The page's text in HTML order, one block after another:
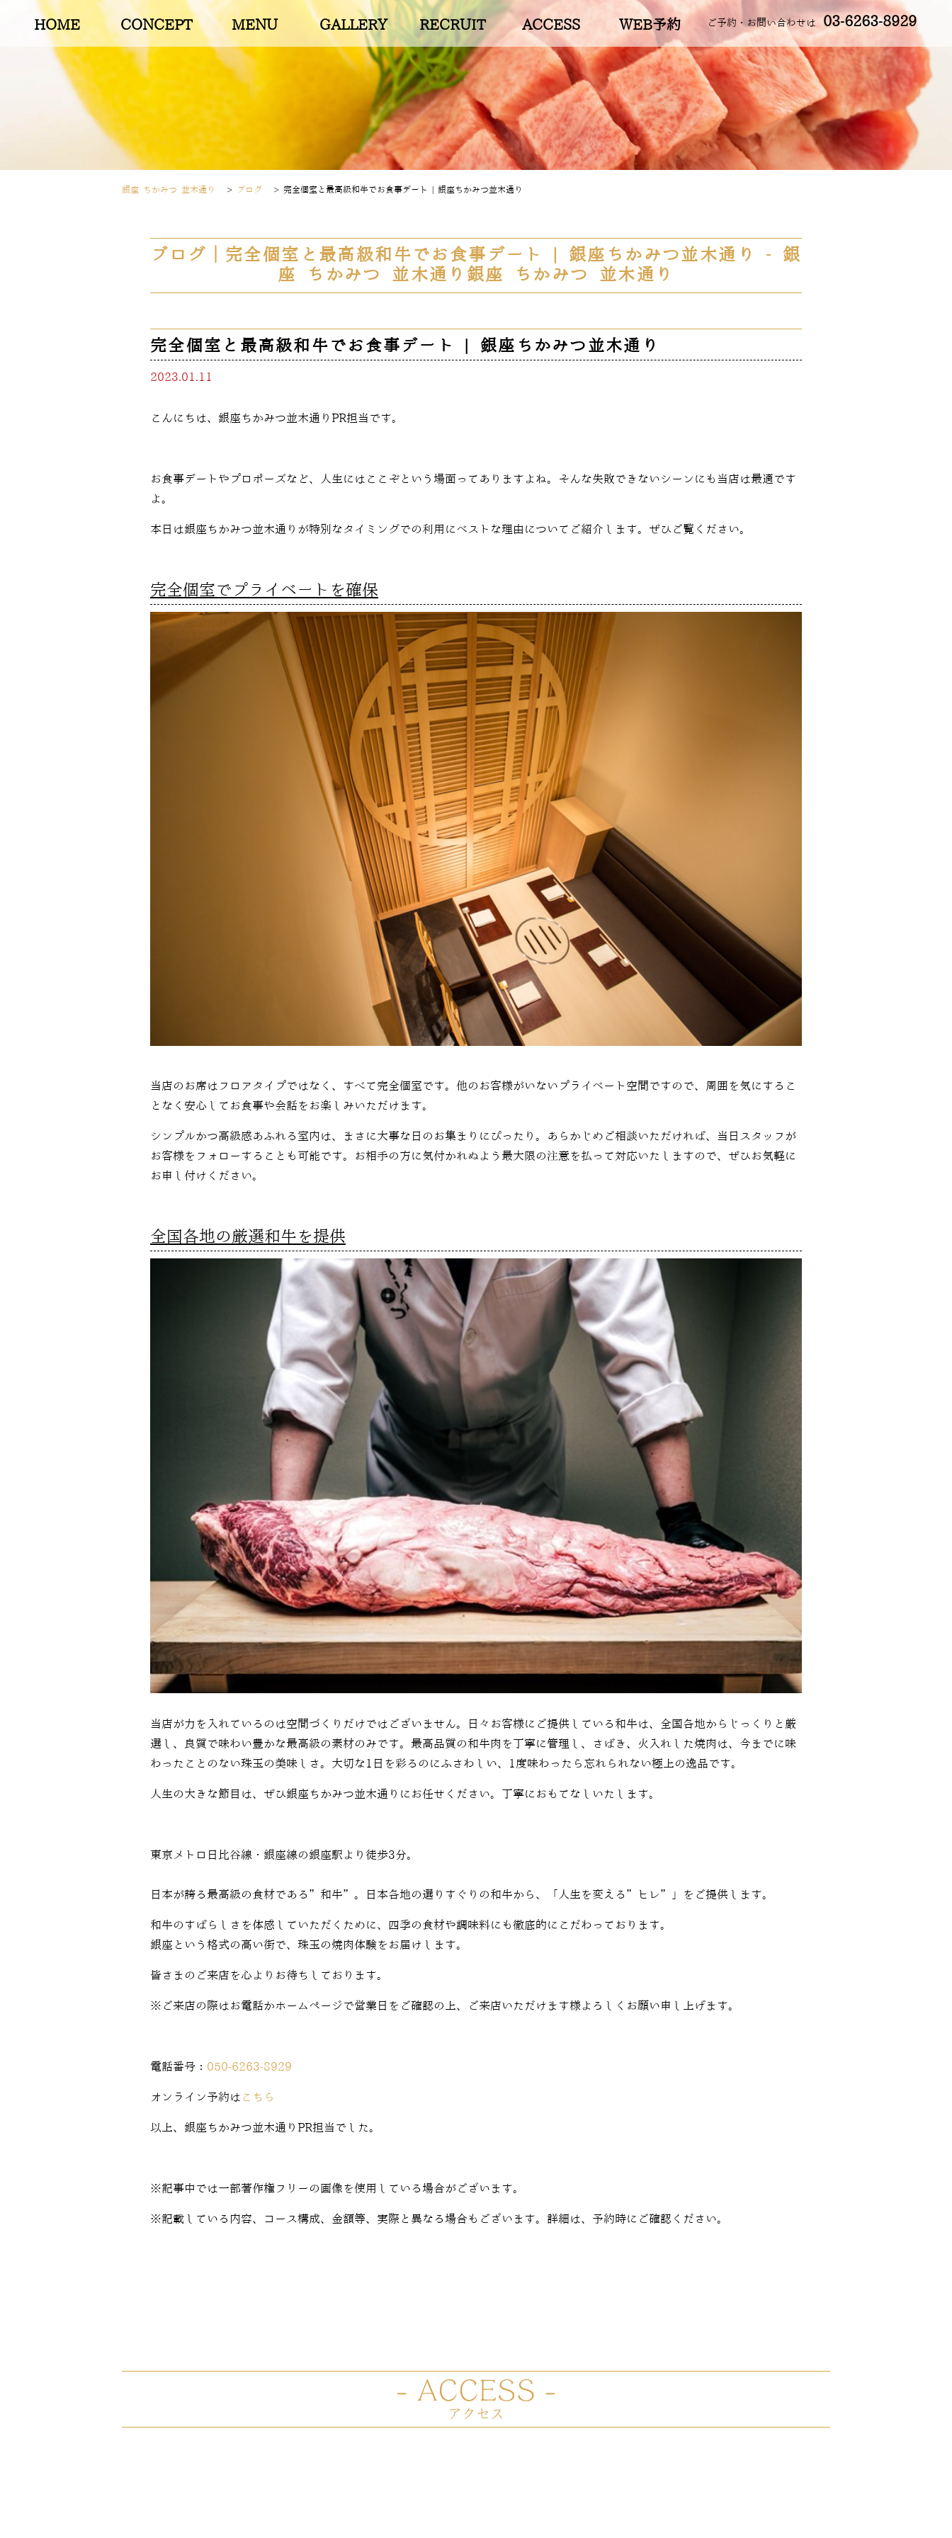
HOME CONCEPT MENU GALLERY RECRUIT ACCESS WEB予約 ご予約・お問い合わせは 03-6263-8929
銀座 ちかみつ 並木通り > ブログ > 完全個室と最高級和牛でお食事デート | 銀座ちかみつ並木通り
ブログ｜完全個室と最高級和牛でお食事デート | 銀座ちかみつ並木通り - 銀
座 ちかみつ 並木通り銀座 ちかみつ 並木通り
完全個室と最高級和牛でお食事デート | 銀座ちかみつ並木通り
2023.01.11
こんにちは、銀座ちかみつ並木通りPR担当です。
お食事デートやプロポーズなど、人生にはここぞという場面ってありますよね。そんな失敗できないシーンにも当店は最適です
よ。
本日は銀座ちかみつ並木通りが特別なタイミングでの利用にベストな理由についてご紹介します。ぜひご覧ください。
完全個室でプライベートを確保
当店のお席はフロアタイプではなく、すべて完全個室です。他のお客様がいないプライベート空間ですので、周囲を気にするこ
となく安心してお食事や会話をお楽しみいただけます。
シンプルかつ高級感あふれる室内は、まさに大事な日のお集まりにぴったり。あらかじめご相談いただければ、当日スタッフが
お客様をフォローすることも可能です。お相手の方に気付かれぬよう最大限の注意を払って対応いたしますので、ぜひお気軽に
お申し付けください。
全国各地の厳選和牛を提供
当店が力を入れているのは空間づくりだけではございません。日々お客様にご提供している和牛は、全国各地からじっくりと厳
選し、良質で味わい豊かな最高級の素材のみです。最高品質の和牛肉を丁寧に管理し、さばき、火入れした焼肉は、今までに味
わったことのない珠玉の美味しさ。大切な1 日を彩るのにふさわしい、 1度味わったら忘れられない極上の逸品です。
人生の大きな節目は、ぜひ銀座ちかみつ並木通りにお任せください。丁寧におもてなしいたします。
東京メトロ日比谷線・銀座線の銀座駅より徒歩3分。
日本が誇る最高級の食材である”和牛”。日本各地の選りすぐりの和牛から、「人生を変える”ヒレ”」をご提供します。
和牛のすばらしさを体感していただくために、四季の食材や調味料にも徹底的にこだわっております。
銀座という格式の高い街で、珠玉の焼肉体験をお届けします。
皆さまのご来店を心よりお待ちしております。
※ご来店の際はお電話かホームページで営業日をご確認の上、ご来店いただけます様よろしくお願い申し上げます。
電話番号： 050-6263-8929
オンライン予約は こちら
以上、銀座ちかみつ並木通りPR担当でした。
※記事中では一部著作権フリーの画像を使用している場合がございます。
※記載している内容、コース構成、金額等、実際と異なる場合もございます。詳細は、予約時にご確認ください。